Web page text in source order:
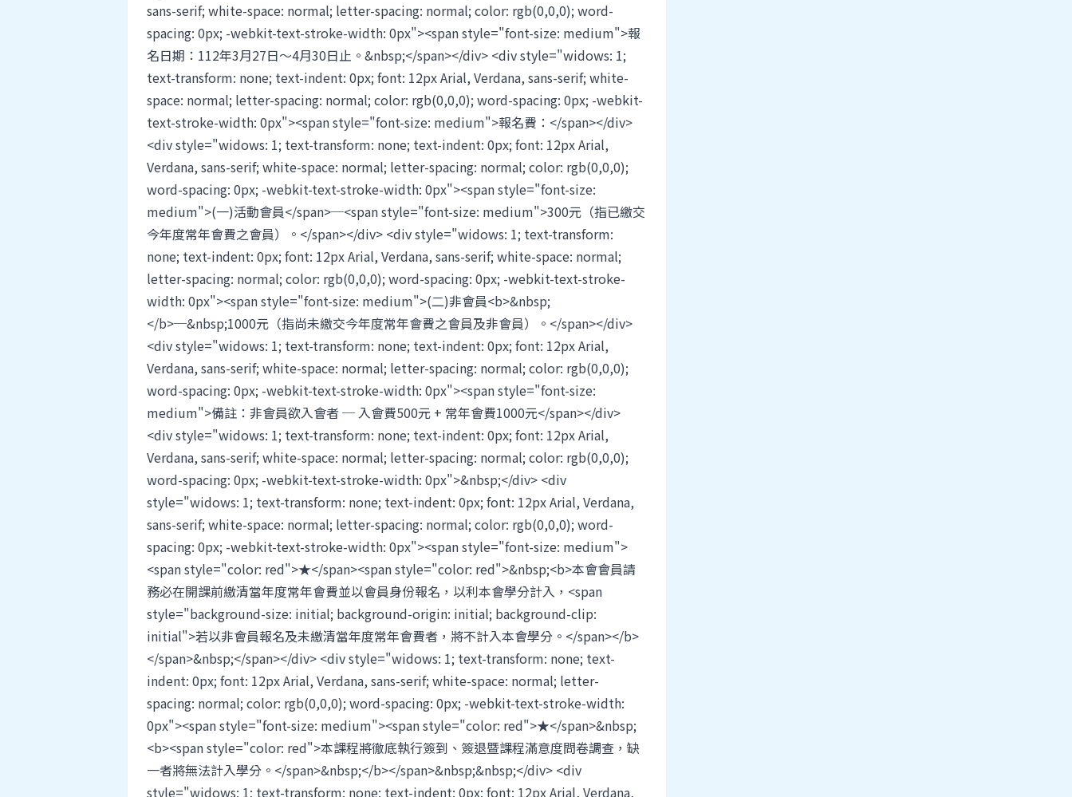
sans-serif; white-space: normal; letter-spacing: normal; color: rgb(0,0,0); word-
spacing: 0px; -webkit-text-stroke-width: 0px"><span style="font-size: medium">報
名日期：112年3月27日～4月30日止。&nbsp;</span></div> <div style="widows: 1;
text-transform: none; text-indent: 0px; font: 12px Arial, Verdana, sans-serif; white-
space: normal; letter-spacing: normal; color: rgb(0,0,0); word-spacing: 0px; -webkit-
text-stroke-width: 0px"><span style="font-size: medium">報名費：</span></div>
<div style="widows: 1; text-transform: none; text-indent: 0px; font: 12px Arial,
Verdana, sans-serif; white-space: normal; letter-spacing: normal; color: rgb(0,0,0);
word-spacing: 0px; -webkit-text-stroke-width: 0px"><span style="font-size:
medium">(一)活動會員</span>─<span style="font-size: medium">300元（指已繳交
今年度常年會費之會員）。</span></div> <div style="widows: 1; text-transform:
none; text-indent: 0px; font: 12px Arial, Verdana, sans-serif; white-space: normal;
letter-spacing: normal; color: rgb(0,0,0); word-spacing: 0px; -webkit-text-stroke-
width: 0px"><span style="font-size: medium">(二)非會員<b>&nbsp;
</b>─&nbsp;1000元（指尚未繳交今年度常年會費之會員及非會員）。</span></div>
<div style="widows: 1; text-transform: none; text-indent: 0px; font: 12px Arial,
Verdana, sans-serif; white-space: normal; letter-spacing: normal; color: rgb(0,0,0);
word-spacing: 0px; -webkit-text-stroke-width: 0px"><span style="font-size:
medium">備註：非會員欲入會者 ─ 入會費500元 + 常年會費1000元</span></div>
<div style="widows: 1; text-transform: none; text-indent: 0px; font: 12px Arial,
Verdana, sans-serif; white-space: normal; letter-spacing: normal; color: rgb(0,0,0);
word-spacing: 0px; -webkit-text-stroke-width: 0px">&nbsp;</div> <div
style="widows: 1; text-transform: none; text-indent: 0px; font: 12px Arial, Verdana,
sans-serif; white-space: normal; letter-spacing: normal; color: rgb(0,0,0); word-
spacing: 0px; -webkit-text-stroke-width: 0px"><span style="font-size: medium">
<span style="color: red">★</span><span style="color: red">&nbsp;<b>本會會員請
務必在開課前繳清當年度常年會費並以會員身份報名，以利本會學分計入，<span
style="background-size: initial; background-origin: initial; background-clip:
initial">若以非會員報名及未繳清當年度常年會費者，將不計入本會學分。</span></b>
</span>&nbsp;</span></div> <div style="widows: 1; text-transform: none; text-
indent: 0px; font: 12px Arial, Verdana, sans-serif; white-space: normal; letter-
spacing: normal; color: rgb(0,0,0); word-spacing: 0px; -webkit-text-stroke-width:
0px"><span style="font-size: medium"><span style="color: red">★</span>&nbsp;
<b><span style="color: red">本課程將徹底執行簽到、簽退暨課程滿意度問卷調查，缺
一者將無法計入學分。</span>&nbsp;</b></span>&nbsp;&nbsp;</div> <div
style="widows: 1; text-transform: none; text-indent: 0px; font: 12px Arial, Verdana,